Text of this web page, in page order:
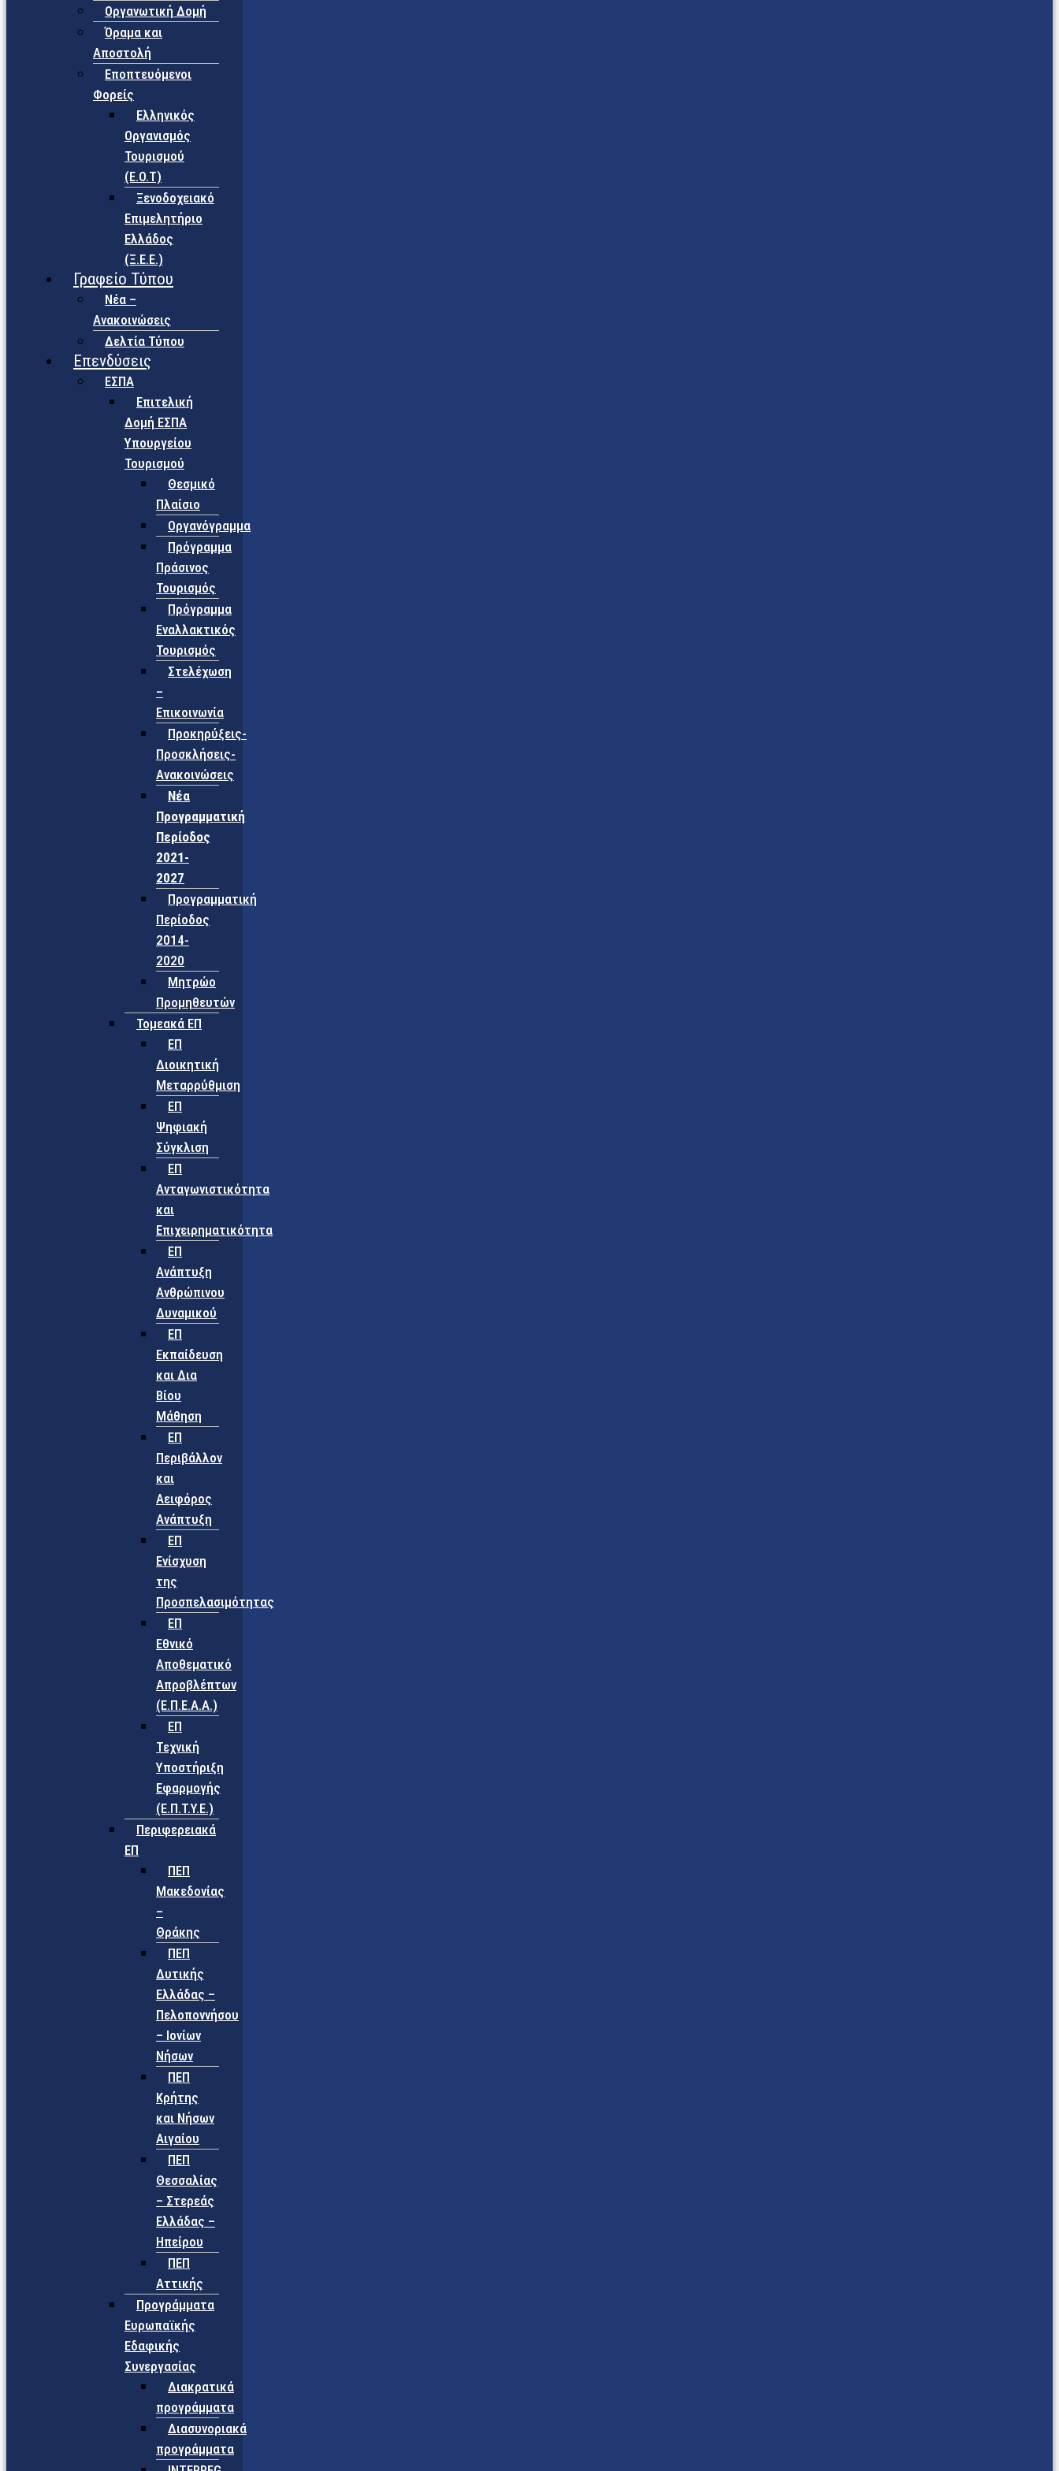
Οργανωτική Δομή
Όραμα και
Αποστολή
Εποπτευόμενοι
Φορείς
Eλληνικός
Οργανισμός
Τουρισμού
(Ε.Ο.Τ)
Ξενοδοχειακό
Επιμελητήριο
Ελλάδος
(Ξ.Ε.Ε.)
Γραφείο Τύπου
Νέα –
Ανακοινώσεις
Δελτία Τύπου
Επενδύσεις
ΕΣΠΑ
Επιτελική
Δομή ΕΣΠΑ
Υπουργείου
Τουρισμού
Θεσμικό
Πλαίσιο
Οργανόγραμμα
Πρόγραμμα
Πράσινος
Τουρισμός
Πρόγραμμα
Εναλλακτικός
Τουρισμός
Στελέχωση
–
Επικοινωνία
Προκηρύξεις-
Προσκλήσεις-
Ανακοινώσεις
Νέα
Προγραμματική
Περίοδος
2021-
2027
Προγραμματική
Περίοδος
2014-
2020
Μητρώο
Προμηθευτών
Τομεακά ΕΠ
ΕΠ
Διοικητική
Μεταρρύθμιση
ΕΠ
Ψηφιακή
Σύγκλιση
ΕΠ
Ανταγωνιστικότητα
και
Επιχειρηματικότητα
ΕΠ
Ανάπτυξη
Ανθρώπινου
Δυναμικού
ΕΠ
Εκπαίδευση
και Δια
Βίου
Μάθηση
ΕΠ
Περιβάλλον
και
Αειφόρος
Ανάπτυξη
ΕΠ
Ενίσχυση
της
Προσπελασιμότητας
ΕΠ
Εθνικό
Αποθεματικό
Απροβλέπτων
(Ε.Π.Ε.Α.Α.)
ΕΠ
Τεχνική
Υποστήριξη
Εφαρμογής
(Ε.Π.Τ.Υ.Ε.)
Περιφερειακά
ΕΠ
ΠΕΠ
Μακεδονίας
–
Θράκης
ΠΕΠ
Δυτικής
Ελλάδας –
Πελοποννήσου
– Ιονίων
Νήσων
ΠΕΠ
Κρήτης
και Νήσων
Αιγαίου
ΠΕΠ
Θεσσαλίας
– Στερεάς
Ελλάδας –
Ηπείρου
ΠΕΠ
Αττικής
Προγράμματα
Ευρωπαϊκής
Εδαφικής
Συνεργασίας
Διακρατικά
προγράμματα
Διασυνοριακά
προγράμματα